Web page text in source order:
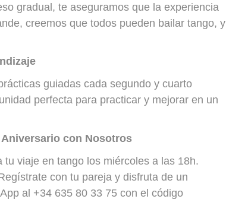
gradual, te aseguramos que la experiencia
creemos que todos pueden bailar tango, y
guiadas cada segundo y cuarto
perfecta para practicar y mejorar en un
con Nosotros
tu viaje en tango los miércoles a las 18h.
con tu pareja y disfruta de un
al +34 635 80 33 75 con el código